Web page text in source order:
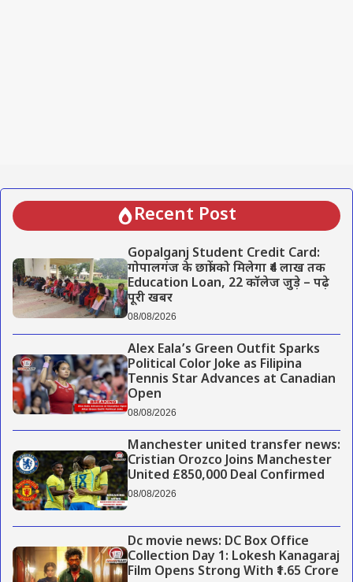
Recent Post
Gopalganj Student Credit Card:
गोपालगंज के छात्रों को मिलेगा ₹4 लाख तक
Education Loan, 22 कॉलेज जुड़े – पढ़े
पूरी खबर
08/08/2026
Alex Eala’s Green Outfit Sparks
Political Color Joke as Filipina
Tennis Star Advances at Canadian
Open
08/08/2026
Manchester united transfer news:
Cristian Orozco Joins Manchester
United £850,000 Deal Confirmed
08/08/2026
Dc movie news: DC Box Office
Collection Day 1: Lokesh Kanagaraj
Film Opens Strong With ₹1.65 Crore